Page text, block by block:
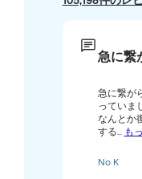
急に繋
急に繋が
っていま
なんとか
する... も
No K